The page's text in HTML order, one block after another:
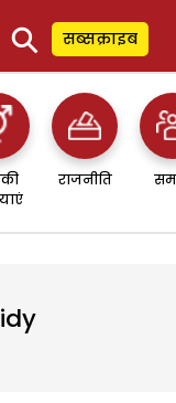
⚲ सब्सक्राइब
राजनीति